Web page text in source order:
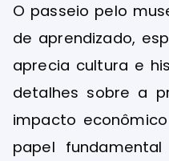
O passeio pelo
de aprendizado,
aprecia cultura e
detalhes sobre a
impacto
papel